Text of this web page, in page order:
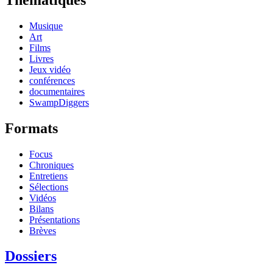
Musique
Art
Films
Livres
Jeux vidéo
conférences
documentaires
SwampDiggers
Formats
Focus
Chroniques
Entretiens
Sélections
Vidéos
Bilans
Présentations
Brèves
Dossiers